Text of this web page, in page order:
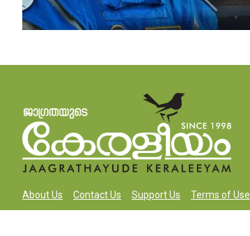
About Us Contact Us Support Us Terms of Use